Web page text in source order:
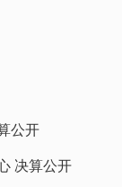
公开
决算公开